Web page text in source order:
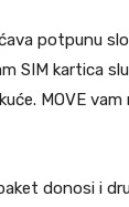
potpunu
SIM kartica
MOVE
donosi i